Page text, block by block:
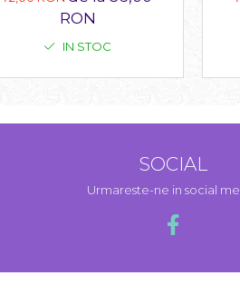
RON
IN STOC
SOCIAL
Urmareste-ne in social